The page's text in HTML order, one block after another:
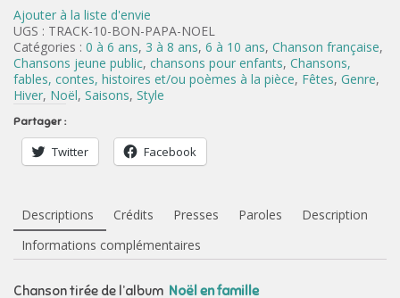
Ajouter à la liste d'envie
UGS : TRACK-10-BON-PAPA-NOEL
Catégories : 0 à 6 ans, 3 à 8 ans, 6 à 10 ans, Chanson française,
Chansons jeune public, chansons pour enfants, Chansons,
fables, contes, histoires et/ou poèmes à la pièce, Fêtes, Genre,
Hiver, Noël, Saisons, Style
Partager :
Twitter Facebook
Descriptions Crédits Presses Paroles
Description
Informations complémentaires
Chanson tirée de l’album Noël en famille